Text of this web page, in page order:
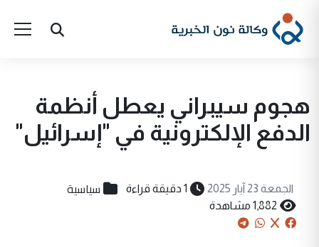
هجوم سيبراني يعطل أنظمة
الدفع الإلكترونية في "إسرائيل"
الجمعة 23 آيار 2025 1 دقيقة قراءة سياسية
1,882 مشاهدة